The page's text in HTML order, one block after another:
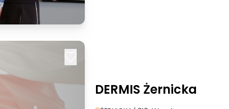
DERMIS Żernicka